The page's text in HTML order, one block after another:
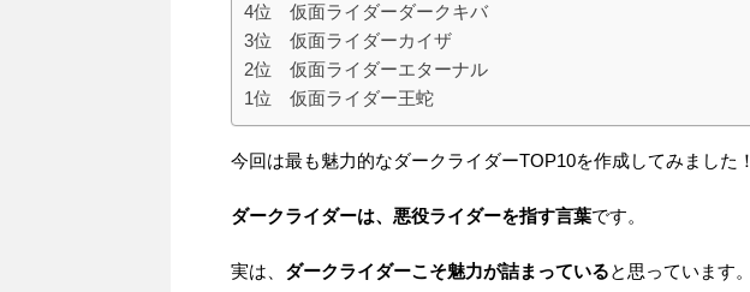
4位 仮面ライダーダークキバ
3位 仮面ライダーカイザ
2位 仮面ライダーエターナル
1位 仮面ライダー王蛇
今回は最も魅力的なダークライダーTOP10を作成してみました！
ダークライダーは、悪役ライダーを指す言葉です。
実は、 ダークライダーこそ魅力が詰まっていると思っています。